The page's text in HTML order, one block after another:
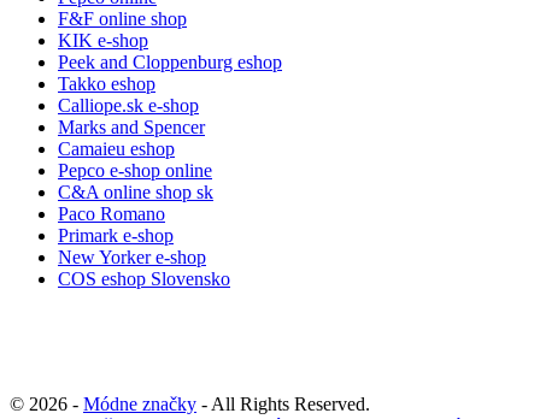
F&F online shop
KIK e-shop
Peek and Cloppenburg eshop
Takko eshop
Calliope.sk e-shop
Marks and Spencer
Camaieu eshop
Pepco e-shop online
C&A online shop sk
Paco Romano
Primark e-shop
New Yorker e-shop
COS eshop Slovensko
© 2026 - Módne značky - All Rights Reserved.